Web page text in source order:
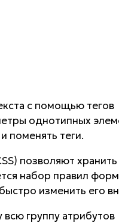
с помощью тегов
однотипных
поменять теги.
позволяют
набор правил
изменить его
группу атрибутов